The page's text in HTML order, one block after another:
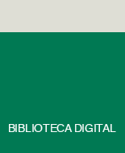
BIBLIOTECA DIGITAL